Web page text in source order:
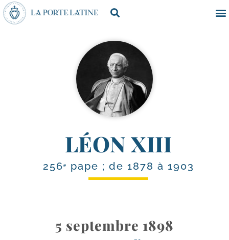
LÉON XIII
256ᵉ pape ; de 1878 à 1903
5 septembre 1898